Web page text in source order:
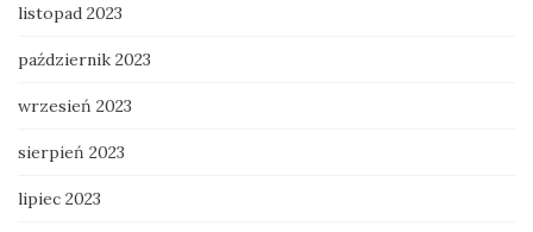
listopad 2023
październik 2023
wrzesień 2023
sierpień 2023
lipiec 2023